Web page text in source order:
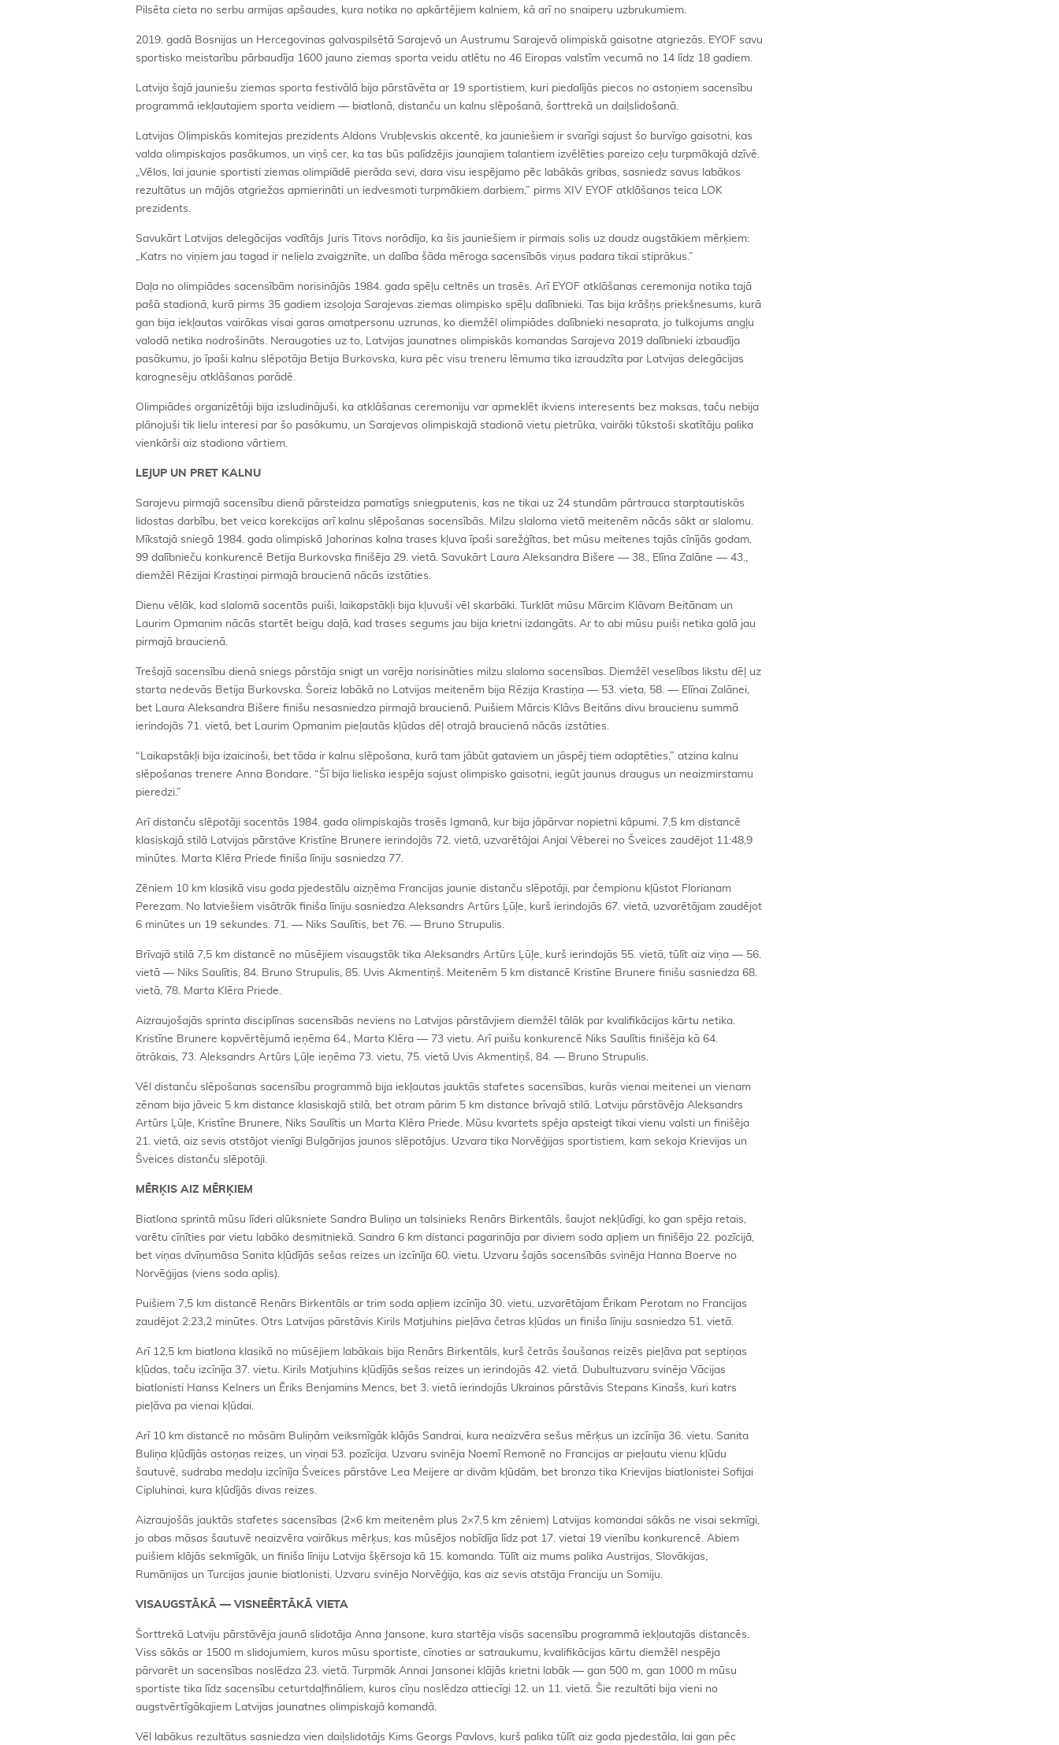
Pilsēta cieta no serbu armijas apšaudes, kura notika no apkārtējiem kalniem, kā arī no snaiperu uzbrukumiem.
2019. gadā Bosnijas un Hercegovinas galvaspilsētā Sarajevā un Austrumu Sarajevā olimpiskā gaisotne atgriezās. EYOF savu
sportisko meistarību pārbaudīja 1600 jauno ziemas sporta veidu atlētu no 46 Eiropas valstīm vecumā no 14 līdz 18 gadiem.
Latvija šajā jauniešu ziemas sporta festivālā bija pārstāvēta ar 19 sportistiem, kuri piedalījās piecos no astoņiem sacensību
programmā iekļautajiem sporta veidiem — biatlonā, distanču un kalnu slēpošanā, šorttrekā un daiļslidošanā.
Latvijas Olimpiskās komitejas prezidents Aldons Vrubļevskis akcentē, ka jauniešiem ir svarīgi sajust šo burvīgo gaisotni, kas
valda olimpiskajos pasākumos, un viņš cer, ka tas būs palīdzējis jaunajiem talantiem izvēlēties pareizo ceļu turpmākajā dzīvē.
„Vēlos, lai jaunie sportisti ziemas olimpiādē pierāda sevi, dara visu iespējamo pēc labākās gribas, sasniedz savus labākos
rezultātus un mājās atgriežas apmierināti un iedvesmoti turpmākiem darbiem,” pirms XIV EYOF atklāšanas teica LOK
prezidents.
Savukārt Latvijas delegācijas vadītājs Juris Titovs norādīja, ka šis jauniešiem ir pirmais solis uz daudz augstākiem mērķiem:
„Katrs no viņiem jau tagad ir neliela zvaigznīte, un dalība šāda mēroga sacensībās viņus padara tikai stiprākus.”
Daļa no olimpiādes sacensībām norisinājās 1984. gada spēļu celtnēs un trasēs. Arī EYOF atklāšanas ceremonija notika tajā
pašā stadionā, kurā pirms 35 gadiem izsoļoja Sarajevas ziemas olimpisko spēļu dalībnieki. Tas bija krāšņs priekšnesums, kurā
gan bija iekļautas vairākas visai garas amatpersonu uzrunas, ko diemžēl olimpiādes dalībnieki nesaprata, jo tulkojums angļu
valodā netika nodrošināts. Neraugoties uz to, Latvijas jaunatnes olimpiskās komandas Sarajeva 2019 dalībnieki izbaudīja
pasākumu, jo īpaši kalnu slēpotāja Betija Burkovska, kura pēc visu treneru lēmuma tika izraudzīta par Latvijas delegācijas
karognesēju atklāšanas parādē.
Olimpiādes organizētāji bija izsludinājuši, ka atklāšanas ceremoniju var apmeklēt ikviens interesents bez maksas, taču nebija
plānojuši tik lielu interesi par šo pasākumu, un Sarajevas olimpiskajā stadionā vietu pietrūka, vairāki tūkstoši skatītāju palika
vienkārši aiz stadiona vārtiem.
LEJUP UN PRET KALNU
Sarajevu pirmajā sacensību dienā pārsteidza pamatīgs sniegputenis, kas ne tikai uz 24 stundām pārtrauca starptautiskās
lidostas darbību, bet veica korekcijas arī kalnu slēpošanas sacensībās. Milzu slaloma vietā meitenēm nācās sākt ar slalomu.
Mīkstajā sniegā 1984. gada olimpiskā Jahorinas kalna trases kļuva īpaši sarežģītas, bet mūsu meitenes tajās cīnījās godam.
99 dalībnieču konkurencē Betija Burkovska finišēja 29. vietā. Savukārt Laura Aleksandra Bišere — 38., Elīna Zalāne — 43.,
diemžēl Rēzijai Krastiņai pirmajā braucienā nācās izstāties.
Dienu vēlāk, kad slalomā sacentās puiši, laikapstākļi bija kļuvuši vēl skarbāki. Turklāt mūsu Mārcim Klāvam Beitānam un
Laurim Opmanim nācās startēt beigu daļā, kad trases segums jau bija krietni izdangāts. Ar to abi mūsu puiši netika galā jau
pirmajā braucienā.
Trešajā sacensību dienā sniegs pārstāja snigt un varēja norisināties milzu slaloma sacensības. Diemžēl veselības likstu dēļ uz
starta nedevās Betija Burkovska. Šoreiz labākā no Latvijas meitenēm bija Rēzija Krastiņa — 53. vieta, 58. — Elīnai Zalānei,
bet Laura Aleksandra Bišere finišu nesasniedza pirmajā braucienā. Puišiem Mārcis Klāvs Beitāns divu braucienu summā
ierindojās 71. vietā, bet Laurim Opmanim pieļautās kļūdas dēļ otrajā braucienā nācās izstāties.
“Laikapstākļi bija izaicinoši, bet tāda ir kalnu slēpošana, kurā tam jābūt gataviem un jāspēj tiem adaptēties,” atzina kalnu
slēpošanas trenere Anna Bondare. “Šī bija lieliska iespēja sajust olimpisko gaisotni, iegūt jaunus draugus un neaizmirstamu
pieredzi.”
Arī distanču slēpotāji sacentās 1984. gada olimpiskajās trasēs Igmanā, kur bija jāpārvar nopietni kāpumi. 7,5 km distancē
klasiskajā stilā Latvijas pārstāve Kristīne Brunere ierindojās 72. vietā, uzvarētājai Anjai Vēberei no Šveices zaudējot 11:48,9
minūtes. Marta Klēra Priede finiša līniju sasniedza 77.
Zēniem 10 km klasikā visu goda pjedestālu aizņēma Francijas jaunie distanču slēpotāji, par čempionu kļūstot Florianam
Perezam. No latviešiem visātrāk finiša līniju sasniedza Aleksandrs Artūrs Ļūļe, kurš ierindojās 67. vietā, uzvarētājam zaudējot
6 minūtes un 19 sekundes. 71. — Niks Saulītis, bet 76. — Bruno Strupulis.
Brīvajā stilā 7,5 km distancē no mūsējiem visaugstāk tika Aleksandrs Artūrs Ļūļe, kurš ierindojās 55. vietā, tūlīt aiz viņa — 56.
vietā — Niks Saulītis, 84. Bruno Strupulis, 85. Uvis Akmentiņš. Meitenēm 5 km distancē Kristīne Brunere finišu sasniedza 68.
vietā, 78. Marta Klēra Priede.
Aizraujošajās sprinta disciplīnas sacensībās neviens no Latvijas pārstāvjiem diemžēl tālāk par kvalifikācijas kārtu netika.
Kristīne Brunere kopvērtējumā ieņēma 64., Marta Klēra — 73 vietu. Arī puišu konkurencē Niks Saulītis finišēja kā 64.
ātrākais, 73. Aleksandrs Artūrs Ļūļe ieņēma 73. vietu, 75. vietā Uvis Akmentiņš, 84. — Bruno Strupulis.
Vēl distanču slēpošanas sacensību programmā bija iekļautas jauktās stafetes sacensības, kurās vienai meitenei un vienam
zēnam bija jāveic 5 km distance klasiskajā stilā, bet otram pārim 5 km distance brīvajā stilā. Latviju pārstāvēja Aleksandrs
Artūrs Ļūļe, Kristīne Brunere, Niks Saulītis un Marta Klēra Priede. Mūsu kvartets spēja apsteigt tikai vienu valsti un finišēja
21. vietā, aiz sevis atstājot vienīgi Bulgārijas jaunos slēpotājus. Uzvara tika Norvēģijas sportistiem, kam sekoja Krievijas un
Šveices distanču slēpotāji.
MĒRĶIS AIZ MĒRĶIEM
Biatlona sprintā mūsu līderi alūksniete Sandra Buliņa un talsinieks Renārs Birkentāls, šaujot nekļūdīgi, ko gan spēja retais,
varētu cīnīties par vietu labāko desmitniekā. Sandra 6 km distanci pagarināja par diviem soda apļiem un finišēja 22. pozīcijā,
bet viņas dvīņumāsa Sanita kļūdījās sešas reizes un izcīnīja 60. vietu. Uzvaru šajās sacensībās svinēja Hanna Boerve no
Norvēģijas (viens soda aplis).
Puišiem 7,5 km distancē Renārs Birkentāls ar trim soda apļiem izcīnīja 30. vietu, uzvarētājam Ērikam Perotam no Francijas
zaudējot 2:23,2 minūtes. Otrs Latvijas pārstāvis Kirils Matjuhins pieļāva četras kļūdas un finiša līniju sasniedza 51. vietā.
Arī 12,5 km biatlona klasikā no mūsējiem labākais bija Renārs Birkentāls, kurš četrās šaušanas reizēs pieļāva pat septiņas
kļūdas, taču izcīnīja 37. vietu. Kirils Matjuhins kļūdījās sešas reizes un ierindojās 42. vietā. Dubultuzvaru svinēja Vācijas
biatlonisti Hanss Kelners un Ēriks Benjamins Mencs, bet 3. vietā ierindojās Ukrainas pārstāvis Stepans Kinašs, kuri katrs
pieļāva pa vienai kļūdai.
Arī 10 km distancē no māsām Buliņām veiksmīgāk klājās Sandrai, kura neaizvēra sešus mērķus un izcīnīja 36. vietu. Sanita
Buliņa kļūdījās astoņas reizes, un viņai 53. pozīcija. Uzvaru svinēja Noemī Remonē no Francijas ar pieļautu vienu kļūdu
šautuvē, sudraba medaļu izcīnīja Šveices pārstāve Lea Meijere ar divām kļūdām, bet bronza tika Krievijas biatlonistei Sofijai
Cipluhinai, kura kļūdījās divas reizes.
Aizraujošās jauktās stafetes sacensības (2×6 km meitenēm plus 2×7,5 km zēniem) Latvijas komandai sākās ne visai sekmīgi,
jo abas māsas šautuvē neaizvēra vairākus mērķus, kas mūsējos nobīdīja līdz pat 17. vietai 19 vienību konkurencē. Abiem
puišiem klājās sekmīgāk, un finiša līniju Latvija šķērsoja kā 15. komanda. Tūlīt aiz mums palika Austrijas, Slovākijas,
Rumānijas un Turcijas jaunie biatlonisti. Uzvaru svinēja Norvēģija, kas aiz sevis atstāja Franciju un Somiju.
VISAUGSTĀKĀ — VISNEĒRTĀKĀ VIETA
Šorttrekā Latviju pārstāvēja jaunā slidotāja Anna Jansone, kura startēja visās sacensību programmā iekļautajās distancēs.
Viss sākās ar 1500 m slidojumiem, kuros mūsu sportiste, cīnoties ar satraukumu, kvalifikācijas kārtu diemžēl nespēja
pārvarēt un sacensības noslēdza 23. vietā. Turpmāk Annai Jansonei klājās krietni labāk — gan 500 m, gan 1000 m mūsu
sportiste tika līdz sacensību ceturtdaļfināliem, kuros cīņu noslēdza attiecīgi 12. un 11. vietā. Šie rezultāti bija vieni no
augstvērtīgākajiem Latvijas jaunatnes olimpiskajā komandā.
Vēl labākus rezultātus sasniedza vien daiļslidotājs Kims Georgs Pavlovs, kurš palika tūlīt aiz goda pjedestāla, lai gan pēc